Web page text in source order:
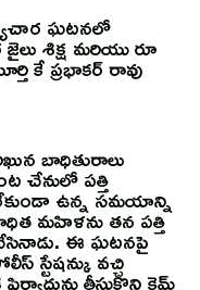
ఘటనలో
శిక్ష మరియు రూ
కే ప్రభాకర్ రావు
బాధితురాలు
చేనులో పత్తి
ఉన్న సమయాన్ని
మహిళను తన పత్తి
ఈ ఘటనపై
స్టేషన్కు వచ్చి